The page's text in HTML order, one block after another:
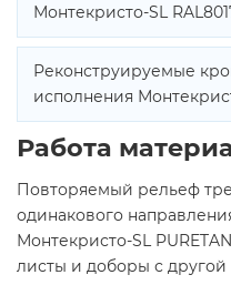
Монтекристо-SL
Реконструируемые
исполнения
Работа
Повторяемый рельеф
одинакового
Монтекристо-SL
листы и доборы с